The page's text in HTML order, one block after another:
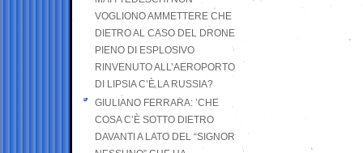
VOGLIONO AMMETTERE CHE
DIETRO AL CASO DEL DRONE
PIENO DI ESPLOSIVO
RINVENUTO ALL’AEROPORTO
DI LIPSIA C’È LA RUSSIA?
GIULIANO FERRARA: ’CHE
COSA C’È SOTTO DIETRO
DAVANTI A LATO DEL “SIGNOR